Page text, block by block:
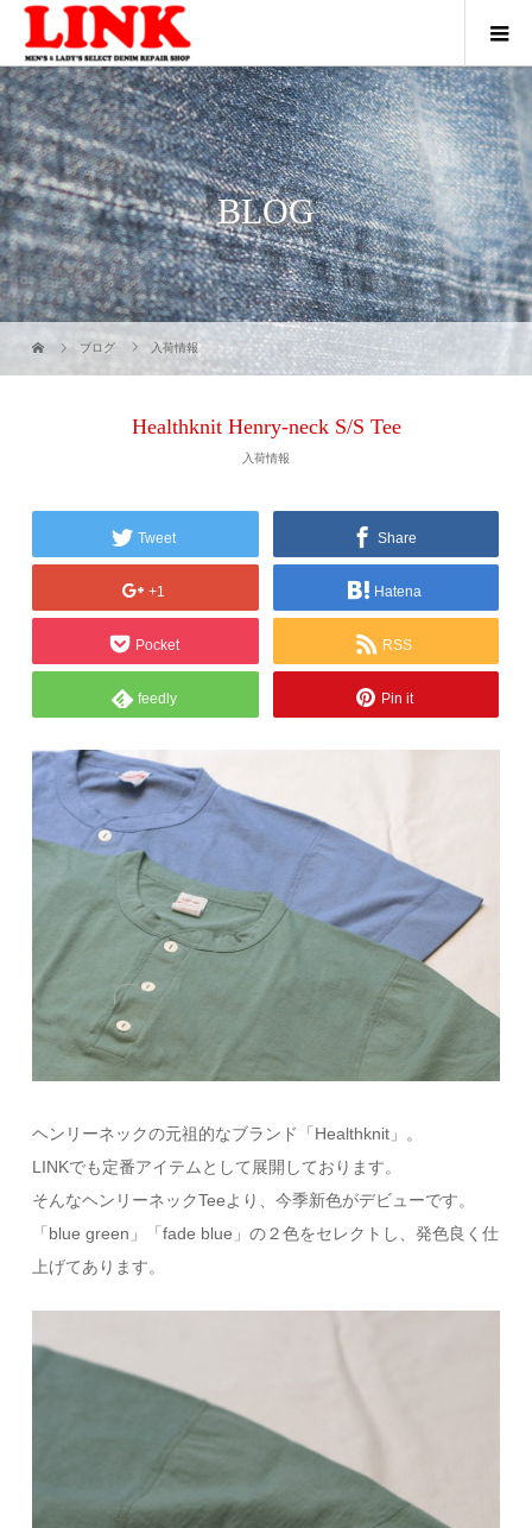
BLOG
ブログ 入荷情報
Healthknit Henry-neck S/S Tee
入荷情報
Tweet Share
+1 Hatena
Pocket RSS
feedly Pin it
ヘンリーネックの元祖的なブランド「Healthknit」。
LINKでも定番アイテムとして展開しております。
そんなヘンリーネックTeeより、今季新色がデビューです。
「blue green」「fade blue」の２色をセレクトし、発色良く仕
上げてあります。